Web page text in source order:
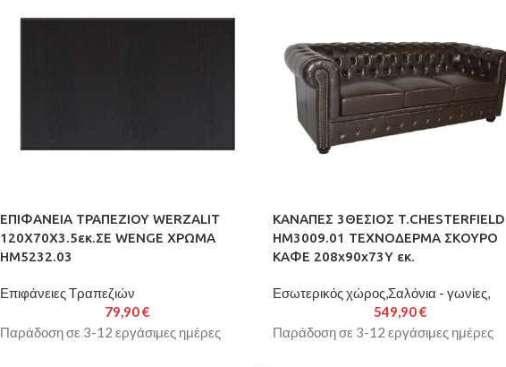
ΕΠΙΦΑΝΕΙΑ ΤΡΑΠΕΖΙΟΥ WERZALIT
120Χ70Χ3.5εκ.ΣΕ WENGE ΧΡΩΜΑ
HM5232.03
Επιφάνειες Τραπεζιών
79,90€
Παράδοση σε 3-12 εργάσιμες ημέρες
ΚΑΝΑΠΕΣ 3ΘΕΣΙΟΣ T.CHESTERFIELD
HM3009.01 ΤΕΧΝΟΔΕΡΜΑ ΣΚΟΥΡΟ
ΚΑΦΕ 208x90x73Υ εκ.
Εσωτερικός χώρος,Σαλόνια - γωνίες,
549,90€
Παράδοση σε 3-12 εργάσιμες ημέρες